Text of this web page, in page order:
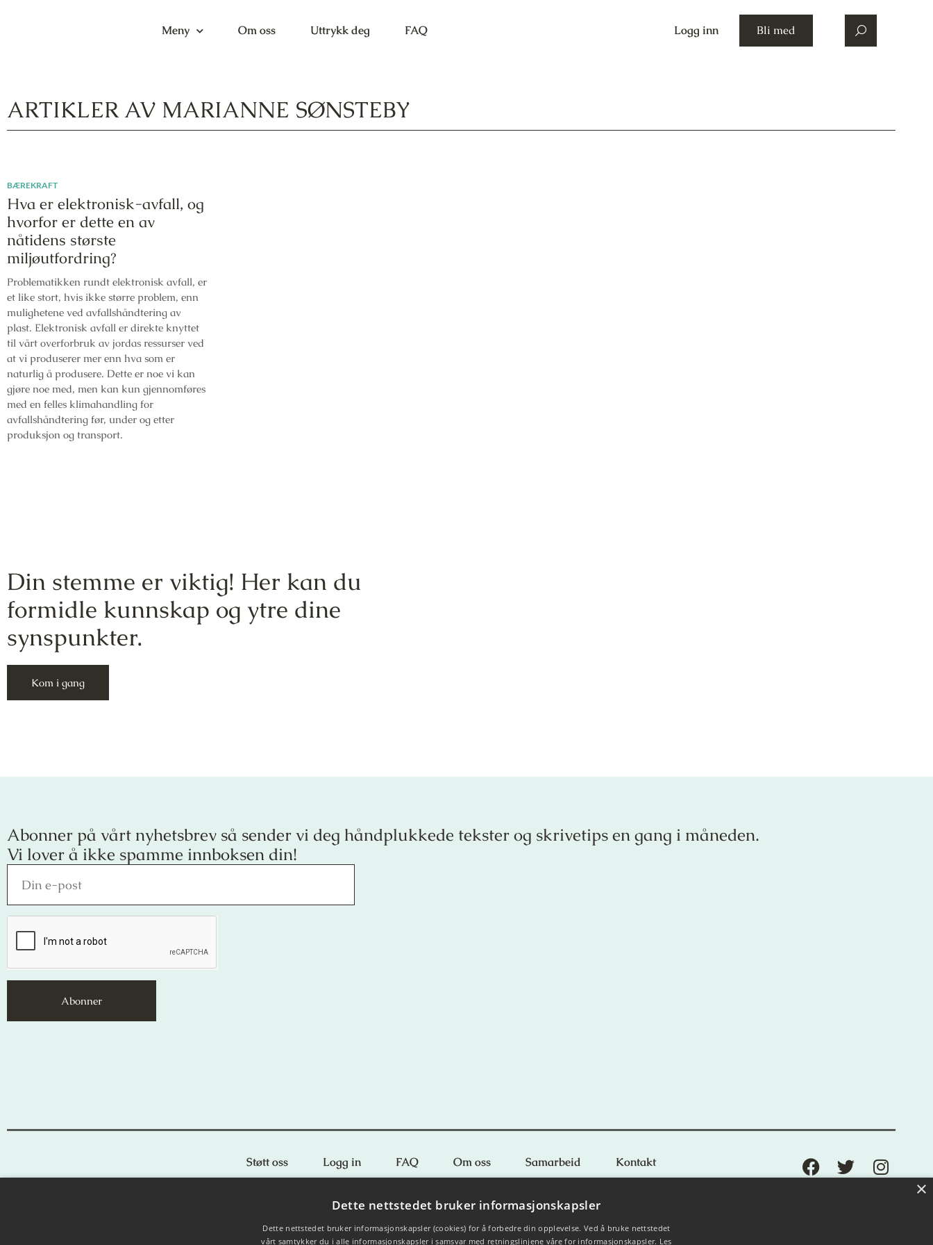
Meny Om oss Uttrykk deg FAQ Logg inn Bli med
ARTIKLER AV MARIANNE SØNSTEBY
BÆREKRAFT
Hva er elektronisk-avfall, og
hvorfor er dette en av
nåtidens største
miljøutfordring?
Problematikken rundt elektronisk avfall, er
et like stort, hvis ikke større problem, enn
mulighetene ved avfallshåndtering av
plast. Elektronisk avfall er direkte knyttet
til vårt overforbruk av jordas ressurser ved
at vi produserer mer enn hva som er
naturlig å produsere. Dette er noe vi kan
gjøre noe med, men kan kun gjennomføres
med en felles klimahandling for
avfallshåndtering før, under og etter
produksjon og transport.
Din stemme er viktig! Her kan du
formidle kunnskap og ytre dine
synspunkter.
Kom i gang
Abonner på vårt nyhetsbrev så sender vi deg håndplukkede tekster og skrivetips en gang i måneden.
Vi lover å ikke spamme innboksen din!
Abonner
Støtt oss Logg in FAQ Om oss Samarbeid Kontakt
Støttet av Sparebankstiftelsen DNB
×
Dette nettstedet bruker informasjonskapsler
Dette nettstedet bruker informasjonskapsler (cookies) for å forbedre din opplevelse. Ved å bruke nettstedet
vårt samtykker du i alle informasjonskapsler i samsvar med retningslinjene våre for informasjonskapsler. Les